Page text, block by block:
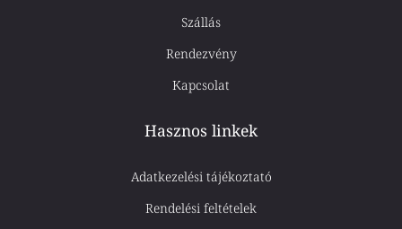
Szállás
Rendezvény
Kapcsolat
Hasznos linkek
Adatkezelési tájékoztató
Rendelési feltételek